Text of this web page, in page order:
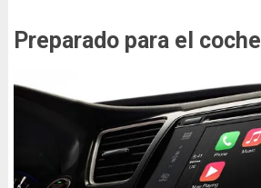
Preparado para el coche